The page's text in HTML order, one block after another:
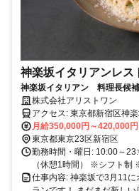
神楽坂イタリアンレ
神楽坂イタリアン 料理長候
株式会社アリストワン
アクセス: 東京都新宿区神楽坂2-10 カグラヒルズB1 JR中央・総武
線各駅停車「飯田橋」駅 徒歩1分 東京メトロ 有楽
「飯田橋」駅 徒歩1分 東京メトロ 東西線「神楽坂」駅 徒歩9分
都営大江戸線「牛込神楽
月給350,000円～420,000円
東京都東京23区新宿区
勤務時間・曜日: 10:00～
（休憩1時間） ※シフト制
仕事内容: 神楽坂で3月11